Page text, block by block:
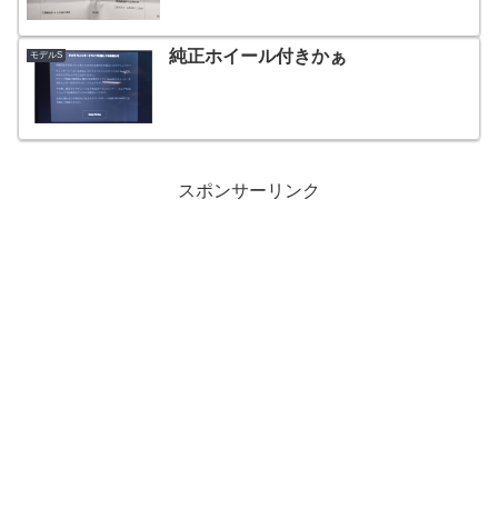
モデルS 純正ホイール付きかぁ
スポンサーリンク